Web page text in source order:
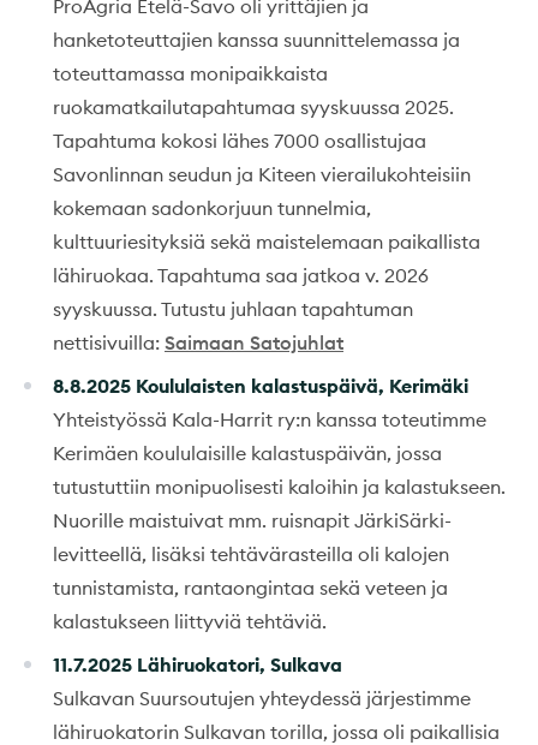
ProAgria Etelä-Savo oli yrittäjien ja
hanketoteuttajien kanssa suunnittelemassa ja
toteuttamassa monipaikkaista
ruokamatkailutapahtumaa syyskuussa 2025.
Tapahtuma kokosi lähes 7000 osallistujaa
Savonlinnan seudun ja Kiteen vierailukohteisiin
kokemaan sadonkorjuun tunnelmia,
kulttuuriesityksiä sekä maistelemaan paikallista
lähiruokaa. Tapahtuma saa jatkoa v. 2026
syyskuussa. Tutustu juhlaan tapahtuman
nettisivuilla: Saimaan Satojuhlat
8.8.2025 Koululaisten kalastuspäivä, Kerimäki
Yhteistyössä Kala-Harrit ry:n kanssa toteutimme
Kerimäen koululaisille kalastuspäivän, jossa
tutustuttiin monipuolisesti kaloihin ja kalastukseen.
Nuorille maistuivat mm. ruisnapit JärkiSärki-
levitteellä, lisäksi tehtävärasteilla oli kalojen
tunnistamista, rantaongintaa sekä veteen ja
kalastukseen liittyviä tehtäviä.
11.7.2025 Lähiruokatori, Sulkava
Sulkavan Suursoutujen yhteydessä järjestimme
lähiruokatorin Sulkavan torilla, jossa oli paikallisia